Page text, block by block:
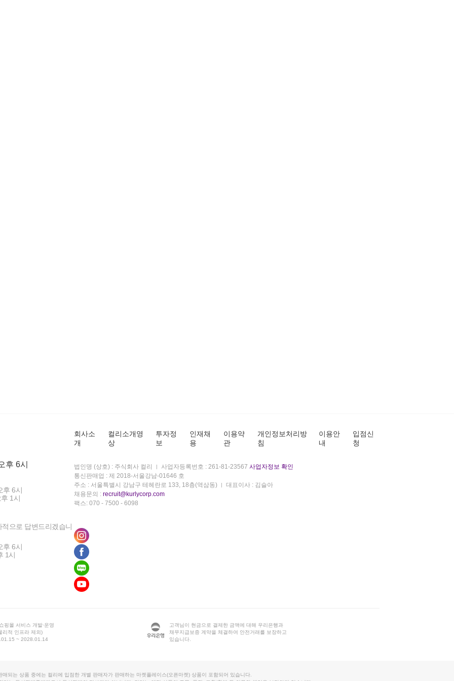
후 6시
후 6시
1시
으로 답변드리겠습니
후 6시
1시
회사소
개
컬리소개영
상
투자정
보
인재채
용
이용약
관
개인정보처리방
침
이용안
내
입점신
청
법인명 (상호) : 주식회사 컬리 사업자등록번호 : 261-81-23567 사업자정보 확인
통신판매업 : 제 2018-서울강남-01646 호
주소 : 서울특별시 강남구 테헤란로 133, 18층(역삼동)
대표이사 : 김슬아
채용문의 : recruit@kurlycorp.com
팩스: 070 - 7500 - 6098
핑몰 서비스 개발·운영
리적 인프라 제외)
~ 2028.01.14
고객님이 현금으로 결제한 금액에 대해 우리은행과
채무지급보증 계약을 체결하여 안전거래를 보장하고
있습니다.
매되는 상품 중에는 컬리에 입점한 개별 판매자가 판매하는 마켓플레이스(오픈마켓) 상품이 포함되어 있습니다.